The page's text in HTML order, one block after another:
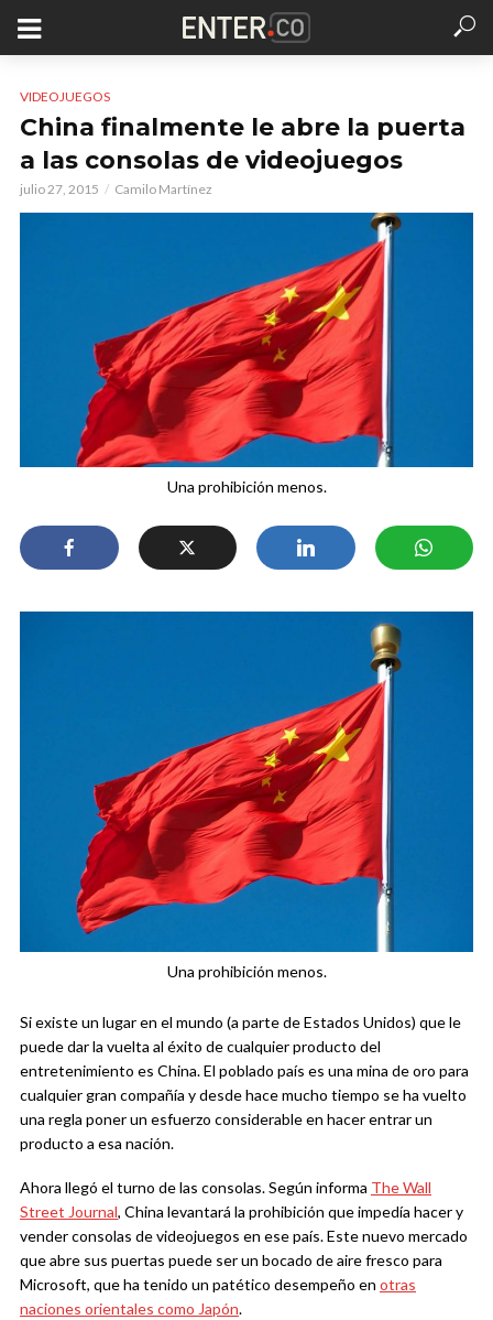
VIDEOJUEGOS
China finalmente le abre la puerta
a las consolas de videojuegos
julio 27, 2015 Camilo Martínez
Una prohibición menos.
Una prohibición menos.
Si existe un lugar en el mundo (a parte de Estados Unidos) que le
puede dar la vuelta al éxito de cualquier producto del
entretenimiento es China. El poblado país es una mina de oro para
cualquier gran compañía y desde hace mucho tiempo se ha vuelto
una regla poner un esfuerzo considerable en hacer entrar un
producto a esa nación.
Ahora llegó el turno de las consolas. Según informa The Wall
Street Journal, China levantará la prohibición que impedía hacer y
vender consolas de videojuegos en ese país. Este nuevo mercado
que abre sus puertas puede ser un bocado de aire fresco para
Microsoft, que ha tenido un patético desempeño en otras
naciones orientales como Japón.